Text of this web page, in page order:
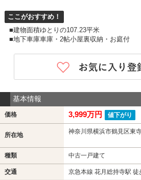
ここがおすすめ！
■建物面積ゆとりの107.23平米
■地下車庫車庫・2帖小屋裏収納・お庭付
基本情報
価格 3,999万円 値下がり
所在地 神奈川県横浜市鶴見区東
種類 中古一戸建て
交通 京急本線 花月総持寺駅 徒